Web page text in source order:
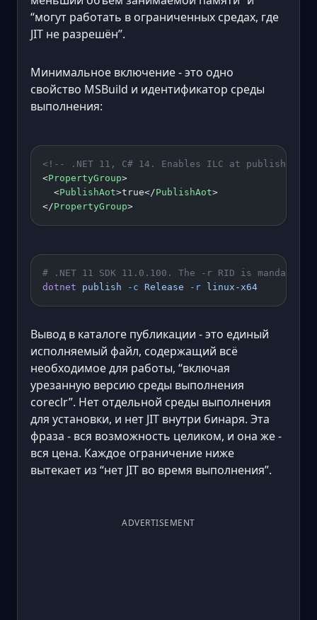
“могут работать в ограниченных средах, где
JIT не разрешён”.
Минимальное включение - это одно
свойство MSBuild и идентификатор среды
выполнения:
<!-- .NET 11, C# 14. Enables ILC at publish
<PropertyGroup>
  <
PublishAot>true</PublishAot>
</PropertyGroup>
# .NET 11 SDK 11.0.100. The -r RID is
dotnet publish -c Release -r linux-x64
Вывод в каталоге публикации - это единый
исполняемый файл, содержащий всё
необходимое для работы, “включая
урезанную версию среды выполнения
coreclr”. Нет отдельной среды выполнения
для установки, и нет JIT внутри бинаря. Эта
фраза - вся возможность целиком, и она же -
вся цена. Каждое ограничение ниже
вытекает из “нет JIT во время выполнения”.
ADVERTISEMENT